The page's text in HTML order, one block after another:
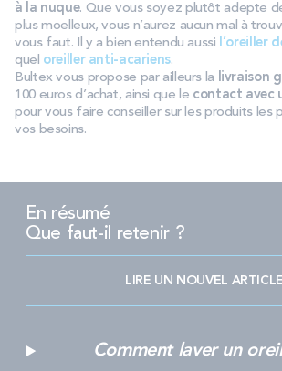
à la nuque. Que vous soyez plutôt adepte
plus moelleux, vous n’aurez aucun mal à
vous faut. Il y a bien entendu aussi l’oreiller
quel oreiller anti-acariens.
Bultex vous propose par ailleurs la livraison
100 euros d’achat, ainsi que le contact avec
pour vous faire conseiller sur les produits les
vos besoins.
En résumé
Que faut-il retenir ?
LIRE UN NOUVEL ARTICLE
Comment laver un